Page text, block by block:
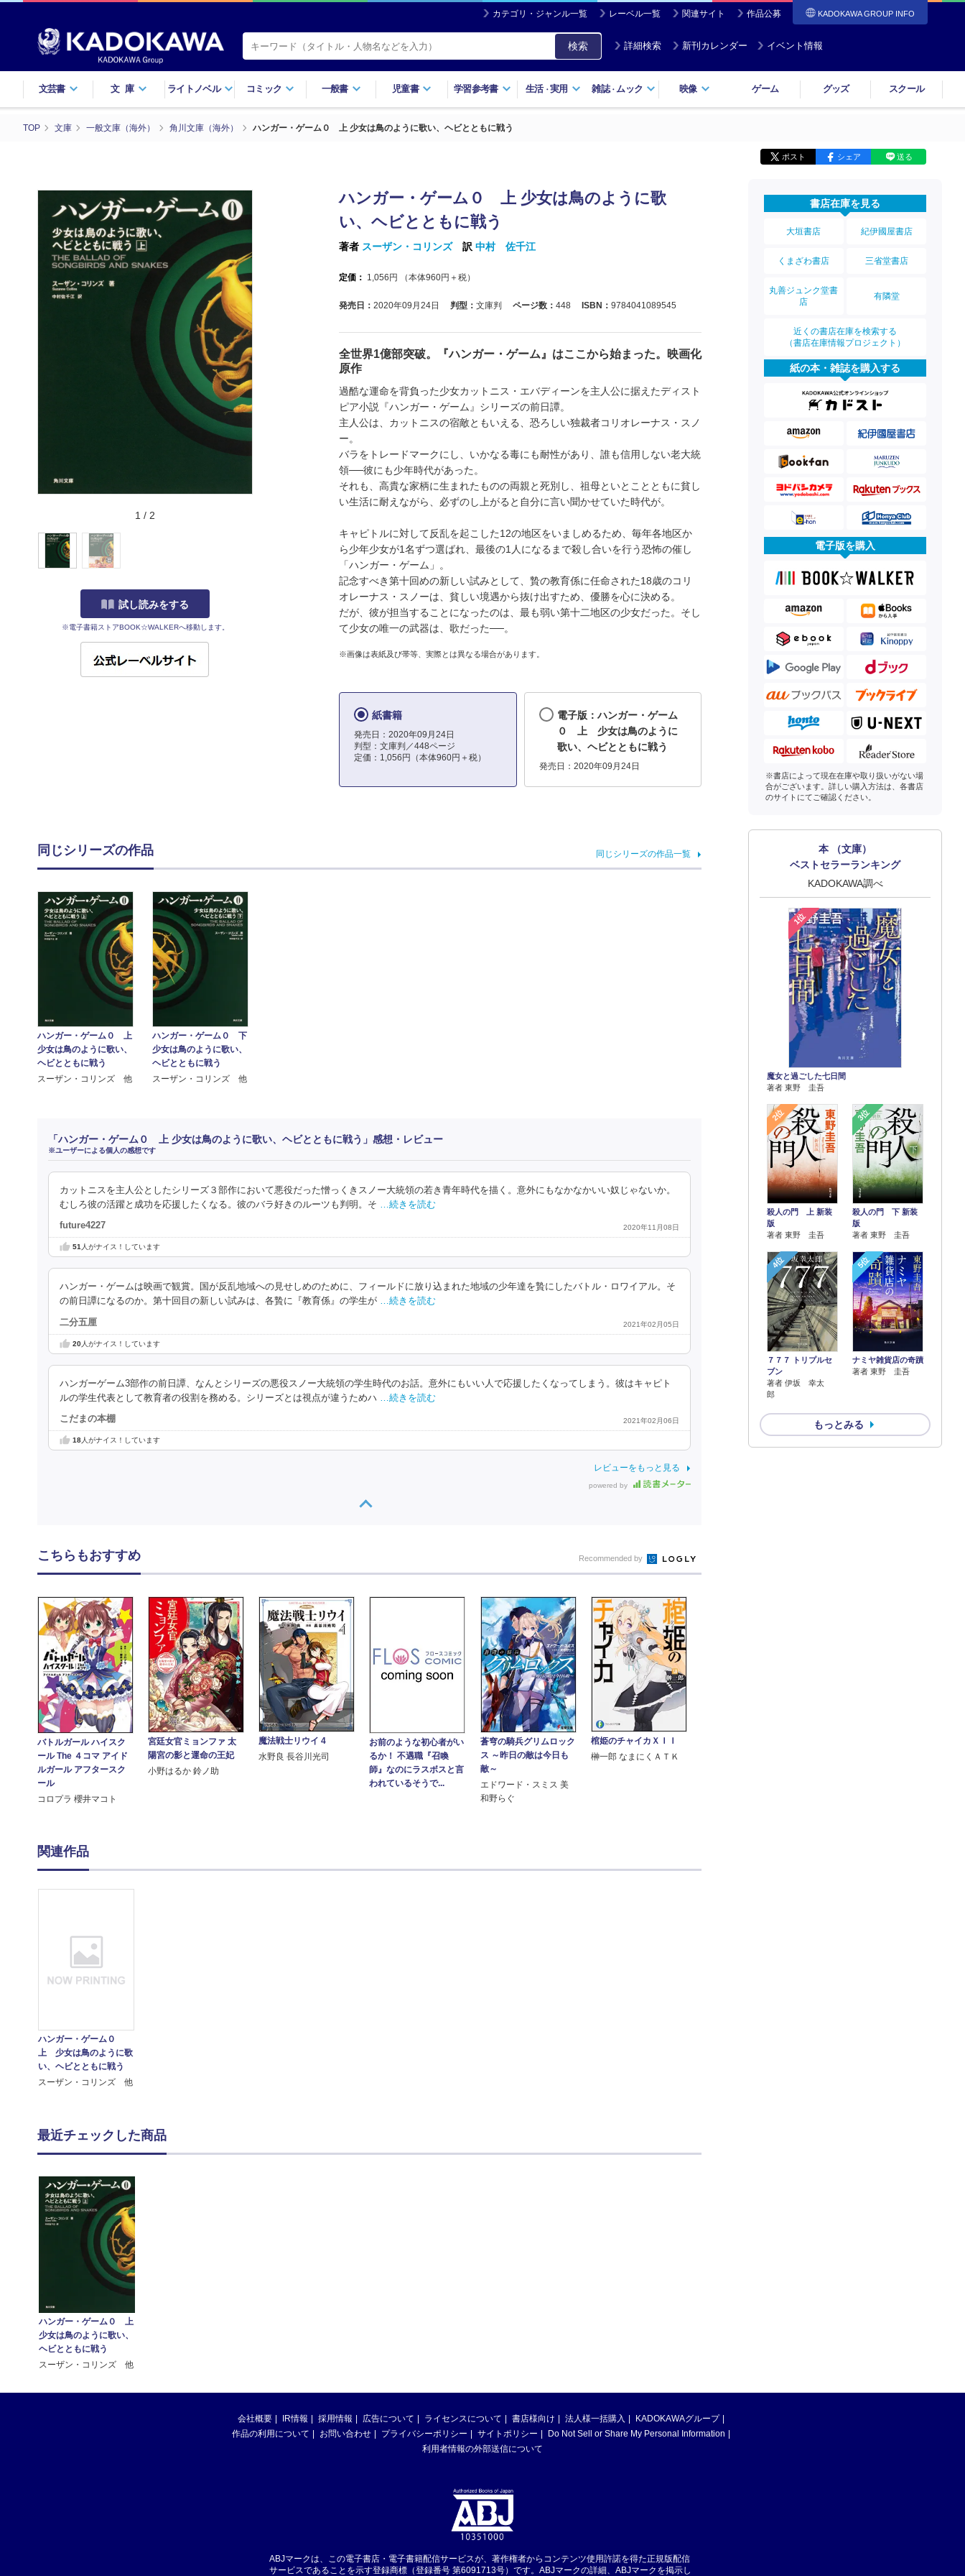
カテゴリ・ジャンル一覧 レーベル一覧 関連サイト 作品公募 KADOKAWA GROUP INFO
検索 詳細検索 新刊カレンダー イベント情報
文芸書 文庫 ライトノベル コミック 一般書 児童書 学習参考書 生活・実用 雑誌・ ムック 映像 ゲーム グッズ スクール
TOP 文庫 一般文庫（海外） 角川文庫（海外） ハンガー・ゲーム０ 上 少女は鳥のように歌い、ヘビとともに戦う
ポスト シェア 送る
1 / 2
試し読みをする
※電子書籍ストアBOOK☆WALKERへ移動します。
ハンガー・ゲーム０ 上 少女は鳥のように歌
い、ヘビとともに戦う
著者 スーザン・コリンズ 訳 中村 佐千江
定価： 1,056 円 （本体960円＋税）
発売日： 2020年09月24日 判型： 文庫判 ページ数： 448 ISBN： 9784041089545
全世界1億部突破。『ハンガー・ゲーム』はここから始まった。映画化
原作
過酷な運命を背負った少女カットニス・エバディーンを主人公に据えたディスト
ピア小説『ハンガー・ゲーム』シリーズの前日譚。
主人公は、カットニスの宿敵ともいえる、恐ろしい独裁者コリオレーナス・スノ
ー。
バラをトレードマークにし、いかなる毒にも耐性があり、誰も信用しない老大統
領──彼にも少年時代があった。
それも、高貴な家柄に生まれたものの両親と死別し、祖母といとことともに貧し
い生活に耐えながら、必ずのし上がると自分に言い聞かせていた時代が。
キャピトルに対して反乱を起こした12の地区をいましめるため、毎年各地区か
ら少年少女が1名ずつ選ばれ、最後の1人になるまで殺し合いを行う恐怖の催し
「ハンガー・ゲーム」。
記念すべき第十回めの新しい試みとして、贄の教育係に任命された18歳のコリ
オレーナス・スノーは、貧しい境遇から抜け出すため、優勝を心に決める。
だが、彼が担当することになったのは、最も弱い第十二地区の少女だった。そし
て少女の唯一の武器は、歌だった──。
※画像は表紙及び帯等、実際とは異なる場合があります。
紙書籍
発売日：2020年09月24日
判型：文庫判／448ページ
定価：1,056円（本体960円＋税）
電子版：ハンガー・ゲーム
０ 上 少女は鳥のように
歌い、ヘビとともに戦う
発売日：2020年09月24日
同じシリーズの作品 同じシリーズの作品一覧
ハンガー・ゲーム０ 上
少女は鳥のように歌い、
ヘビとともに戦う
スーザン・コリンズ 他
ハンガー・ゲーム０ 下
少女は鳥のように歌い、
ヘビとともに戦う
スーザン・コリンズ 他
「ハンガー・ゲーム０ 上 少女は鳥のように歌い、ヘビとともに戦う」感想・レビュー
※ユーザーによる個人の感想です
カットニスを主人公としたシリーズ３部作において悪役だった憎っくきスノー大統領の若き青年時代を描く。意外にもなかなかいい奴じゃないか。
むしろ彼の活躍と成功を応援したくなる。彼のバラ好きのルーツも判明。そ
…続きを読む
future4227 2020年11月08日
51人がナイス！しています
ハンガー・ゲームは映画で観賞。国が反乱地域への見せしめのために、フィールドに放り込まれた地域の少年達を贄にしたバトル・ロワイアル。そ
の前日譚になるのか。第十回目の新しい試みは、各贄に『教育係』の学生が …続きを読む
二分五厘 2021年02月05日
20人がナイス！しています
ハンガーゲーム3部作の前日譚、なんとシリーズの悪役スノー大統領の学生時代のお話。意外にもいい人で応援したくなってしまう。彼はキャピト
ルの学生代表として教育者の役割を務める。シリーズとは視点が違うためハ …続きを読む
こだまの本棚 2021年02月06日
18人がナイス！しています
レビューをもっと見る
powered by
書店在庫を見る
大垣書店 紀伊國屋書店
くまざわ書店 三省堂書店
丸善ジュンク堂書
店
有隣堂
近くの書店在庫を検索する
（書店在庫情報プロジェクト）
紙の本・雑誌を購入する
電子版を購入
※書店によって現在在庫や取り扱いがない場
合がございます。詳しい購入方法は、各書店
のサイトにてご確認ください。
本 （文庫）
ベストセラーランキング
KADOKAWA調べ
1位
魔女と過ごした七日間
著者 東野 圭吾
2位
殺人の門 上 新装
版
著者 東野 圭吾
3位
殺人の門 下 新装
版
著者 東野 圭吾
4位
７７７ トリプルセ
ブン
著者 伊坂 幸太
郎
5位
ナミヤ雑貨店の奇蹟
著者 東野 圭吾
もっとみる
こちらもおすすめ Recommended by
バトルガール ハイスク
ール The ４コマ アイド
ルガール アフタースク
ール
コロプラ 櫻井マコト
宮廷女官ミョンファ 太
陽宮の影と運命の王妃
小野はるか 鈴ノ助
魔法戦士リウイ 4
水野良 長谷川光司
お前のような初心者がい
るか！ 不遇職『召喚
師』なのにラスボスと言
われているそうで...
蒼穹の騎兵グリムロック
ス ～昨日の敵は今日も
敵～
エドワード・スミス 美
和野らぐ
棺姫のチャイカＸＩＩ
榊一郎 なまにくＡＴＫ
関連作品
ハンガー・ゲーム０
上 少女は鳥のように歌
い、ヘビとともに戦う
スーザン・コリンズ 他
最近チェックした商品
ハンガー・ゲーム０ 上
少女は鳥のように歌い、
ヘビとともに戦う
スーザン・コリンズ 他
会社概要 IR情報 採用情報 広告について ライセンスについて 書店様向け 法人様一括購入
KADOKAWAグループ
作品の利用について
お問い合わせ プライバシーポリシー サイトポリシー
Do Not Sell or Share My Personal Information
利用者情報の外部送信について
ABJマークは、この電子書店・電子書籍配信サービスが、著作権者からコンテンツ使用許諾を得た正規版配信
サービスであることを示す登録商標（登録番号 第6091713号）です。ABJマークの詳細、ABJマークを掲示し